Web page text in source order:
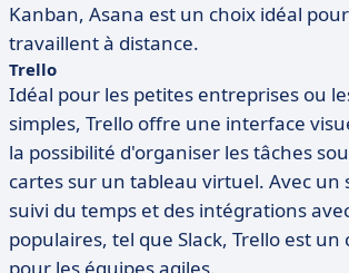
Kanban, Asana est un choix idéal
travaillent à distance.
Trello
Idéal pour les petites entreprises ou
simples, Trello offre une interface
la possibilité d'organiser les tâches
cartes sur un tableau virtuel. Avec un
suivi du temps et des intégrations
populaires, tel que Slack, Trello est